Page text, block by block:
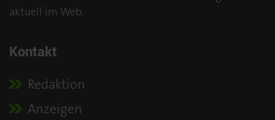
aktuell im Web.
Kontakt
Redaktion
Anzeigen